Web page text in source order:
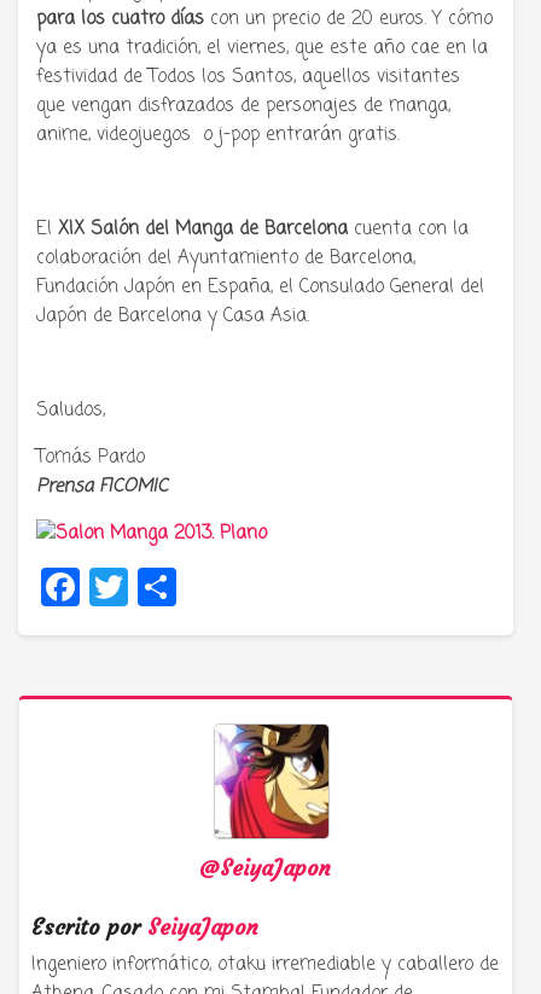
para los cuatro días con un precio de 20 euros. Y cómo
ya es una tradición, el viernes, que este año cae en la
festividad de Todos los Santos, aquellos visitantes
que vengan disfrazados de personajes de manga,
anime, videojuegos o j-pop entrarán gratis.
El XIX Salón del Manga de Barcelona cuenta con la
colaboración del Ayuntamiento de Barcelona,
Fundación Japón en España, el Consulado General del
Japón de Barcelona y Casa Asia.
Saludos,
Tomás Pardo
Prensa FICOMIC
Facebook
Twitter
@SeiyaJapon
Escrito por SeiyaJapon
Ingeniero informático, otaku irremediable y caballero de